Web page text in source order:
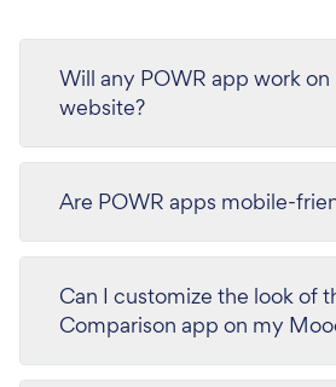
Will any POWR app work
website?
Are POWR apps mobile-
Can I customize the look of
Comparison app on my